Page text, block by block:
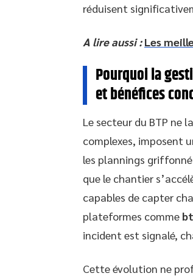
réduisent
A lire aussi : Les
Pourquoi la
et bénéfices
Le secteur du BTP ne
complexes, imposent
les plannings
que le chantier
capables de capter
plateformes comme
incident est signalé,
Cette évolution ne